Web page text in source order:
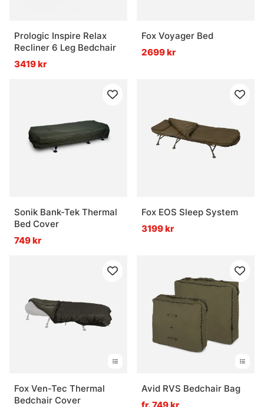
Prologic Inspire Relax
Recliner 6 Leg Bedchair
3419 kr
Fox Voyager Bed
2699 kr
Sonik Bank-Tek Thermal
Bed Cover
749 kr
Fox EOS Sleep System
3199 kr
Fox Ven-Tec Thermal
Bedchair Cover
Avid RVS Bedchair Bag